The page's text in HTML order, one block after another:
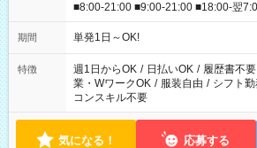
■8:00-21:00 ■9:00-21:00 ■18:00-翌
期間 単発1日～OK!
特徴 週1日からOK / 日払いOK / 履歴書不要
業・WワークOK / 服装自由 / シフト勤
コンスキル不要
気になる！ 応募する